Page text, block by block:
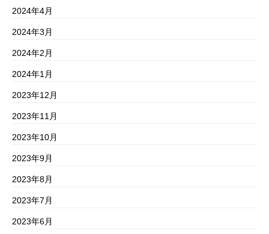
2024年4月
2024年3月
2024年2月
2024年1月
2023年12月
2023年11月
2023年10月
2023年9月
2023年8月
2023年7月
2023年6月